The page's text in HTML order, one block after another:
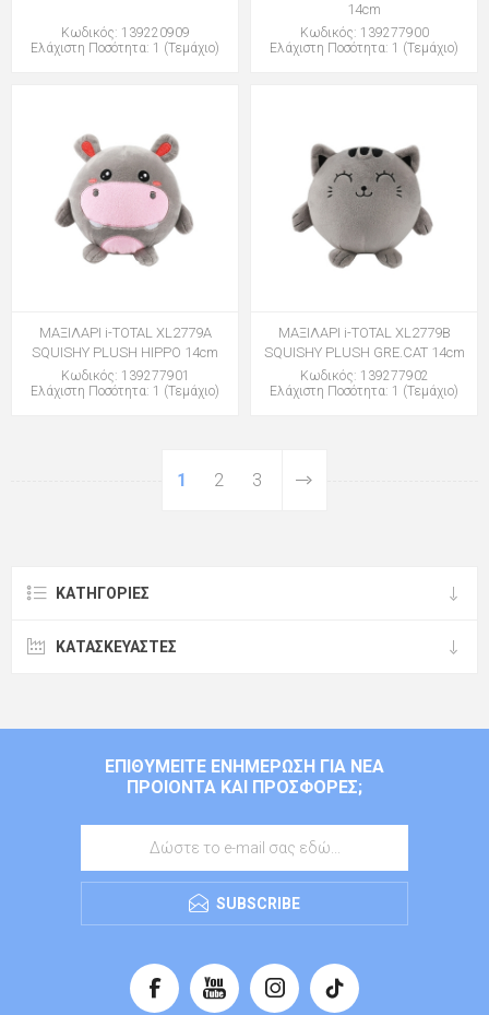
Κωδικός: 139220909
Ελάχιστη Ποσότητα: 1 (Τεμάχιο)
14cm
Κωδικός: 139277900
Ελάχιστη Ποσότητα: 1 (Τεμάχιο)
ΜΑΞΙΛΑΡΙ i-TOTAL XL2779A
SQUISHY PLUSH HIPPO 14cm
Κωδικός: 139277901
Ελάχιστη Ποσότητα: 1 (Τεμάχιο)
ΜΑΞΙΛΑΡΙ i-TOTAL XL2779B
SQUISHY PLUSH GRE.CAT 14cm
Κωδικός: 139277902
Ελάχιστη Ποσότητα: 1 (Τεμάχιο)
1 2 3
ΚΑΤΗΓΟΡΊΕΣ
ΚΑΤΑΣΚΕΥΑΣΤΈΣ
ΕΠΙΘΥΜΕΊΤΕ ΕΝΗΜΈΡΩΣΗ ΓΙΑ ΝΈΑ
ΠΡΟΙΌΝΤΑ ΚΑΙ ΠΡΟΣΦΟΡΈΣ;
SUBSCRIBE